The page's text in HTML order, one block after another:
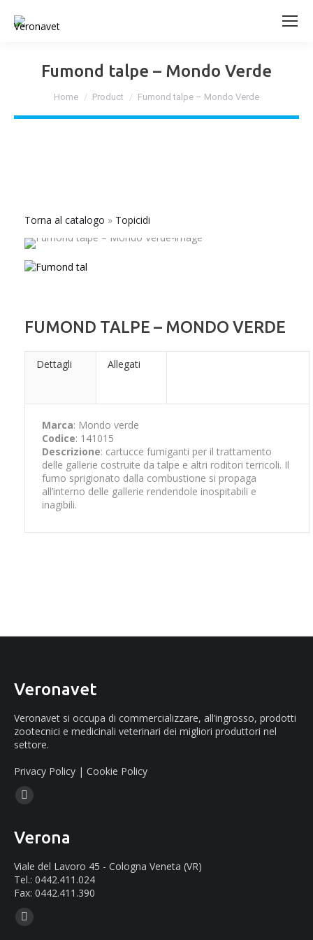
Fumond talpe – Mondo Verde
Home Product Fumond talpe – Mondo Verde
Torna al catalogo Topicidi
FUMOND TALPE – MONDO VERDE
Dettagli Allegati
Marca: Mondo verde
Codice: 141015
Descrizione: cartucce fumiganti per il trattamento
delle gallerie costruite da talpe e altri roditori terricoli. Il
fumo sprigionato dalla combustione si propaga
all’interno delle gallerie rendendole inospitabili e
inagibili.
Veronavet
Veronavet si occupa di commercializzare, all’ingrosso, prodotti
zootecnici e medicinali veterinari dei migliori produttori nel
settore.
Privacy Policy | Cookie Policy
Ci puoi trovare su:
Facebook
opens
new
window
Verona
Viale del Lavoro 45 - Cologna Veneta (VR)
Tel.: 0442.411.024
Fax: 0442.411.390
Ci puoi trovare su:
Mail